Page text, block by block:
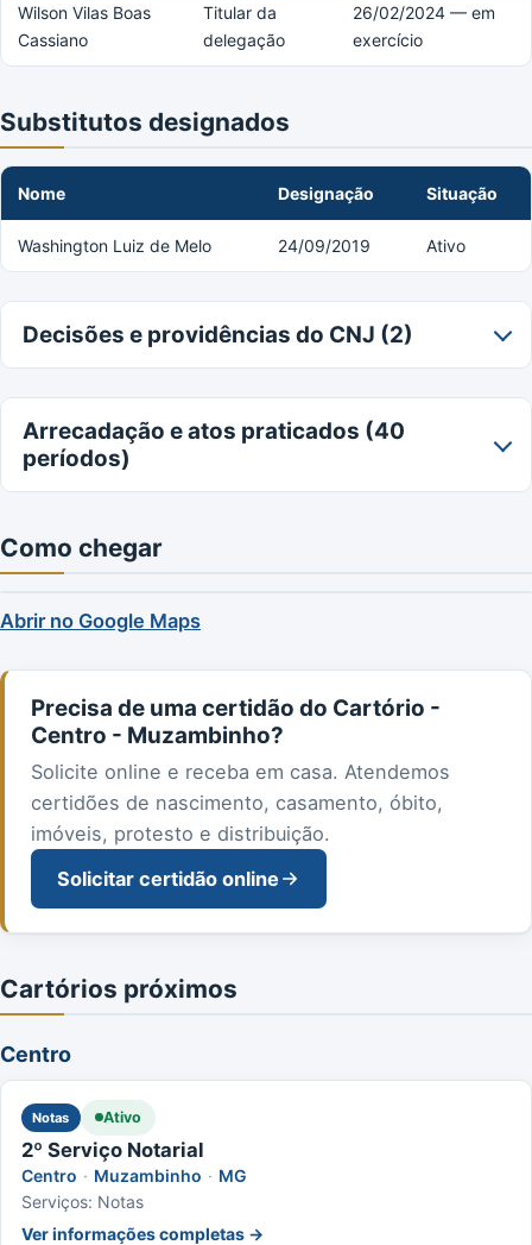
Wilson Vilas Boas
Cassiano
Titular da
delegação
26/02/2024 — em
exercício
Substitutos designados
Nome Designação Situação
Washington Luiz de Melo 24/09/2019 Ativo
Decisões e providências do CNJ (2)
Arrecadação e atos praticados (40
períodos)
Como chegar
Abrir no Google Maps
Precisa de uma certidão do Cartório -
Centro - Muzambinho?
Solicite online e receba em casa. Atendemos
certidões de nascimento, casamento, óbito,
imóveis, protesto e distribuição.
Solicitar certidão online
Cartórios próximos
Centro
Notas Ativo
2º Serviço Notarial
Centro · Muzambinho · MG
Serviços: Notas
Ver informações completas →